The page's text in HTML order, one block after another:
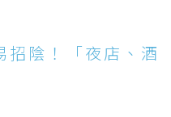
招陰！「夜店、酒